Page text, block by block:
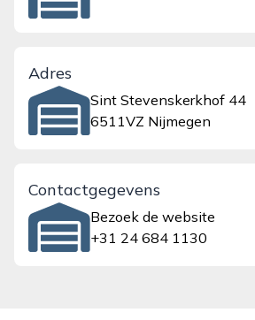
Adres
Sint Stevenskerkhof 44
6511VZ Nijmegen
Contactgegevens
Bezoek de website
+31 24 684 1130